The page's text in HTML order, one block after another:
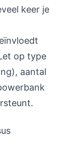
keer je
op type
aantal